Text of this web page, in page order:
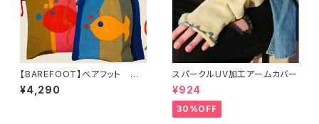
【BAREFOOT】ベアフット お
魚トイバッグL
¥4,290
スパークルUV加工アームカバー
¥924
30%OFF